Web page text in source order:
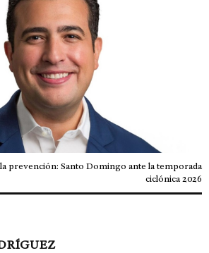
prevención: Santo Domingo ante la temporada
ciclónica 2026